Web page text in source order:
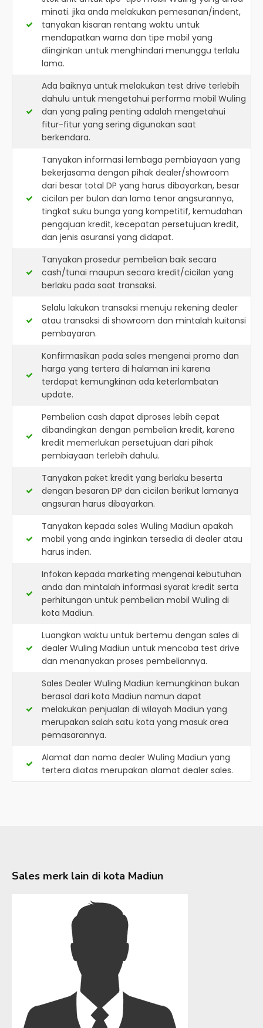
minati. jika anda melakukan pemesanan/indent,
tanyakan kisaran rentang waktu untuk
mendapatkan warna dan tipe mobil yang
diinginkan untuk menghindari menunggu terlalu
lama.
Ada baiknya untuk melakukan test drive terlebih
dahulu untuk mengetahui performa mobil Wuling
dan yang paling penting adalah mengetahui
fitur-fitur yang sering digunakan saat
berkendara.
Tanyakan informasi lembaga pembiayaan yang
bekerjasama dengan pihak dealer/showroom
dari besar total DP yang harus dibayarkan, besar
cicilan per bulan dan lama tenor angsurannya,
tingkat suku bunga yang kompetitif, kemudahan
pengajuan kredit, kecepatan persetujuan kredit,
dan jenis asuransi yang didapat.
Tanyakan prosedur pembelian baik secara
cash/tunai maupun secara kredit/cicilan yang
berlaku pada saat transaksi.
Selalu lakukan transaksi menuju rekening dealer
atau transaksi di showroom dan mintalah kuitansi
pembayaran.
Konfirmasikan pada sales mengenai promo dan
harga yang tertera di halaman ini karena
terdapat kemungkinan ada keterlambatan
update.
Pembelian cash dapat diproses lebih cepat
dibandingkan dengan pembelian kredit, karena
kredit memerlukan persetujuan dari pihak
pembiayaan terlebih dahulu.
Tanyakan paket kredit yang berlaku beserta
dengan besaran DP dan cicilan berikut lamanya
angsuran harus dibayarkan.
Tanyakan kepada sales Wuling Madiun apakah
mobil yang anda inginkan tersedia di dealer atau
harus inden.
Infokan kepada marketing mengenai kebutuhan
anda dan mintalah informasi syarat kredit serta
perhitungan untuk pembelian mobil Wuling di
kota Madiun.
Luangkan waktu untuk bertemu dengan sales di
dealer Wuling Madiun untuk mencoba test drive
dan menanyakan proses pembeliannya.
Sales Dealer Wuling Madiun kemungkinan bukan
berasal dari kota Madiun namun dapat
melakukan penjualan di wilayah Madiun yang
merupakan salah satu kota yang masuk area
pemasarannya.
Alamat dan nama dealer Wuling Madiun yang
tertera diatas merupakan alamat dealer sales.
Sales merk lain di kota Madiun